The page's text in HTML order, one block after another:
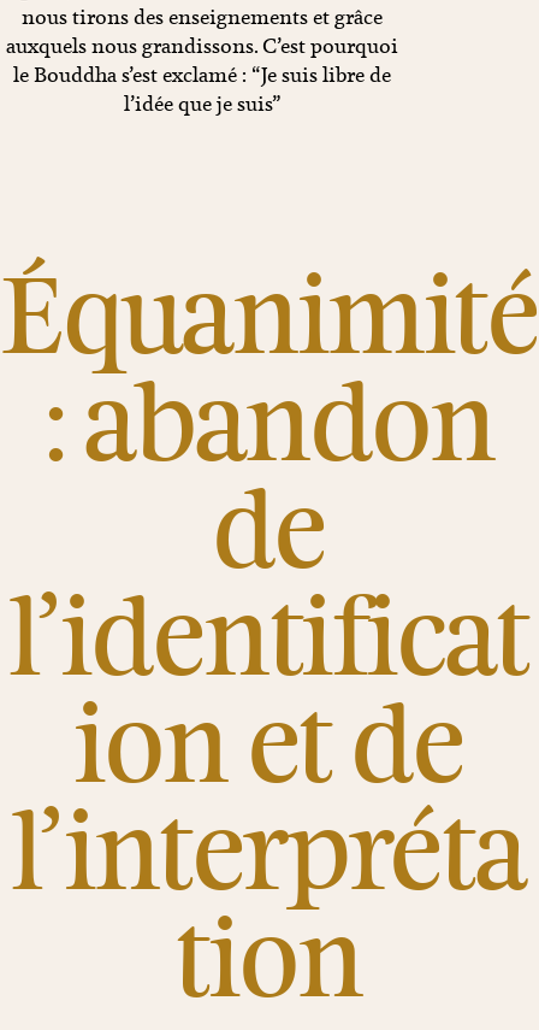
nous tirons des enseignements et grâce
auxquels nous grandissons. C’est pourquoi
le Bouddha s’est exclamé : “Je suis libre de
l’idée que je suis”
Équanimité
: abandon
de
l’identificat
ion et de
l’interpréta
tion